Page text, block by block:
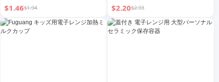
ル エナメル エナメル
$1.46$1.94 $2.20$2.93